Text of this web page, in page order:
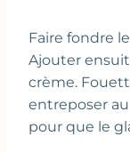
Faire fondre
Ajouter
crème.
entreposer
pour que le